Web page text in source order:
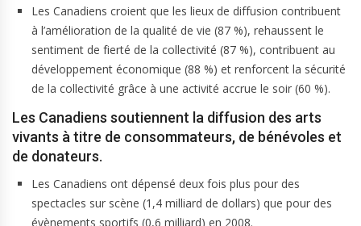
Les Canadiens croient que les lieux de diffusion contribuent
à l’amélioration de la qualité de vie (87 %), rehaussent le
sentiment de fierté de la collectivité (87 %), contribuent au
développement économique (88 %) et renforcent la sécurité
de la collectivité grâce à une activité accrue le soir (60 %).
Les Canadiens soutiennent la diffusion des arts
vivants à titre de consommateurs, de bénévoles et
de donateurs.
Les Canadiens ont dépensé deux fois plus pour des
spectacles sur scène (1,4 milliard de dollars) que pour des
évènements sportifs (0,6 milliard) en 2008.